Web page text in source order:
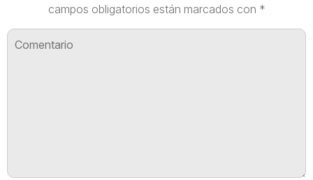
campos obligatorios están marcados con *